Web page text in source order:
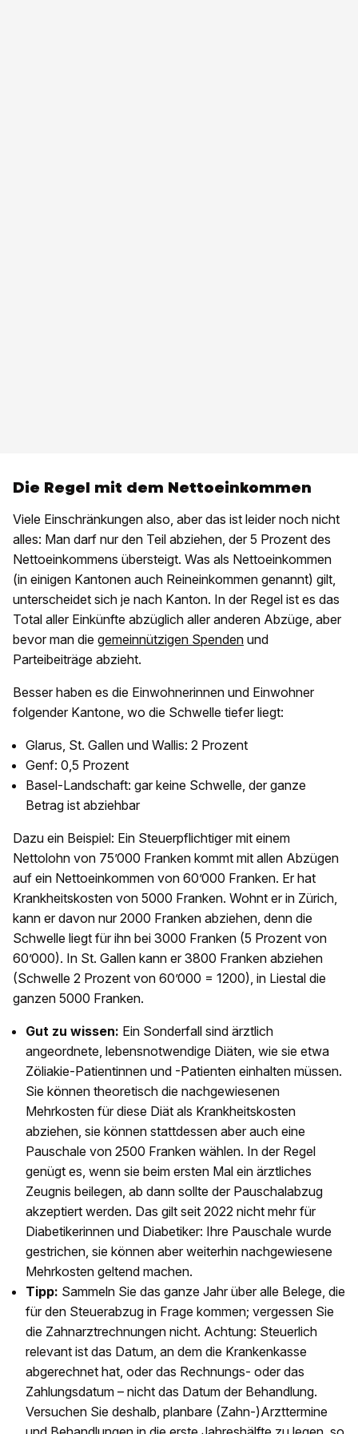
Die Regel mit dem Nettoeinkommen
Viele Einschränkungen also, aber das ist leider noch nicht
alles: Man darf nur den Teil abziehen, der 5 Prozent des
Nettoeinkommens übersteigt. Was als Nettoeinkommen
(in einigen Kantonen auch Reineinkommen genannt) gilt,
unterscheidet sich je nach Kanton. In der Regel ist es das
Total aller Einkünfte abzüglich aller anderen Abzüge, aber
bevor man die gemeinnützigen Spenden und
Parteibeiträge abzieht.
Besser haben es die Einwohnerinnen und Einwohner
folgender Kantone, wo die Schwelle tiefer liegt:
Glarus, St. Gallen und Wallis: 2 Prozent
Genf: 0,5 Prozent
Basel-Landschaft: gar keine Schwelle, der ganze
Betrag ist abziehbar
Dazu ein Beispiel: Ein Steuerpflichtiger mit einem
Nettolohn von 75’000 Franken kommt mit allen Abzügen
auf ein Nettoeinkommen von 60’000 Franken. Er hat
Krankheitskosten von 5000 Franken. Wohnt er in Zürich,
kann er davon nur 2000 Franken abziehen, denn die
Schwelle liegt für ihn bei 3000 Franken (5 Prozent von
60’000). In St. Gallen kann er 3800 Franken abziehen
(Schwelle 2 Prozent von 60’000 = 1200), in Liestal die
ganzen 5000 Franken.
Gut zu wissen: Ein Sonderfall sind ärztlich
angeordnete, lebensnotwendige Diäten, wie sie etwa
Zöliakie-Patientinnen und -Patienten einhalten müssen.
Sie können theoretisch die nachgewiesenen
Mehrkosten für diese Diät als Krankheitskosten
abziehen, sie können stattdessen aber auch eine
Pauschale von 2500 Franken wählen. In der Regel
genügt es, wenn sie beim ersten Mal ein ärztliches
Zeugnis beilegen, ab dann sollte der Pauschalabzug
akzeptiert werden. Das gilt seit 2022 nicht mehr für
Diabetikerinnen und Diabetiker: Ihre Pauschale wurde
gestrichen, sie können aber weiterhin nachgewiesene
Mehrkosten geltend machen.
Tipp: Sammeln Sie das ganze Jahr über alle Belege, die
für den Steuerabzug in Frage kommen; vergessen Sie
die Zahnarztrechnungen nicht. Achtung: Steuerlich
relevant ist das Datum, an dem die Krankenkasse
abgerechnet hat, oder das Rechnungs- oder das
Zahlungsdatum – nicht das Datum der Behandlung.
Versuchen Sie deshalb, planbare (Zahn-)Arzttermine